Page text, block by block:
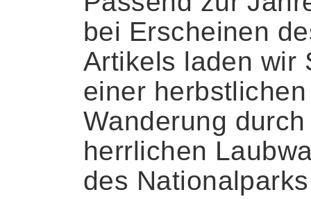
bei Erscheinen
Artikels laden wir
einer herbstlichen
Wanderung
herrlichen
des Nationalparks